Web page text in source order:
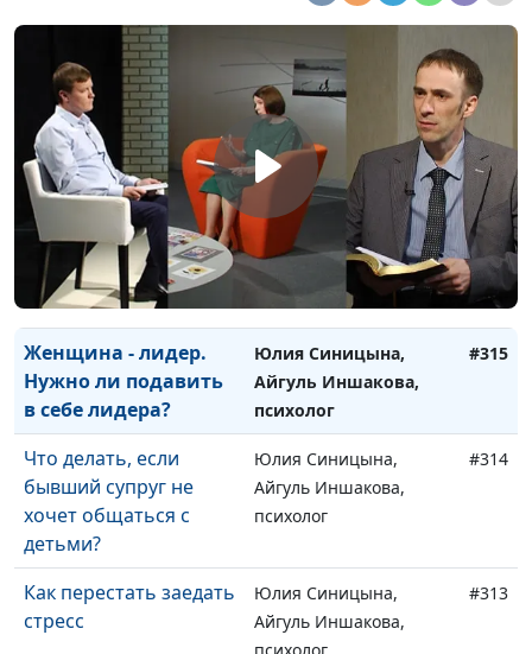
Как вести себя со
взрывными детьми
Ольга Лебедева,
психолог
Как вести себя с
гиперактивным
ребенком
Юлия Синицына,
Ольга Лебедева,
психолог
#317
Как сохранить
молодость
Юлия Синицына,
Айгуль Иншакова,
психолог
#316
Женщина - лидер.
Нужно ли подавить
в себе лидера?
Юлия Синицына,
Айгуль Иншакова,
психолог
#315
Что делать, если
бывший супруг не
хочет общаться с
детьми?
Юлия Синицына,
Айгуль Иншакова,
психолог
#314
Как перестать заедать
стресс
Юлия Синицына,
Айгуль Иншакова,
психолог
#313